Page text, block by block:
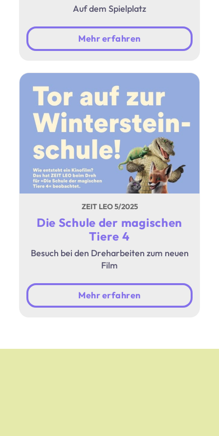
Auf dem Spielplatz
Mehr erfahren
ZEIT LEO 5/2025
Die Schule der magischen
Tiere 4
Besuch bei den Dreharbeiten zum neuen
Film
Mehr erfahren